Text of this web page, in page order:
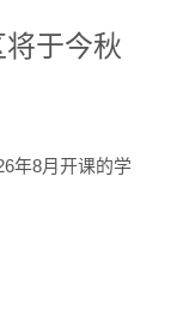
将于今秋
年8月开课的学